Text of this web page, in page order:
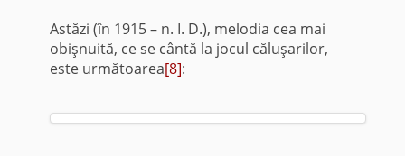
Astăzi (în 1915 – n. I. D.), melodia cea mai
obişnuită, ce se cântă la jocul căluşarilor,
este următoarea[8]: